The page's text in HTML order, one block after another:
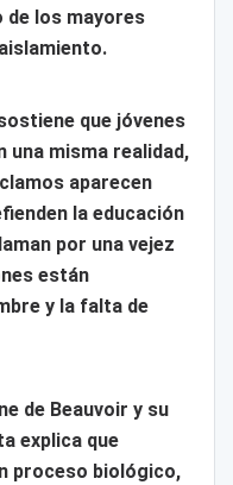
de los mayores
que jóvenes
una misma realidad,
aparecen
la educación
por una vejez
están
y la falta de
de Beauvoir y su
explica que
proceso biológico,